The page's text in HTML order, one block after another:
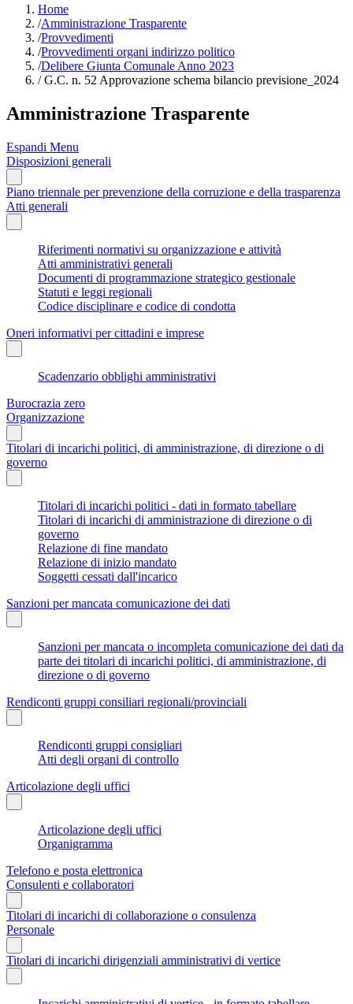
Home
/Amministrazione Trasparente
/Provvedimenti
/Provvedimenti organi indirizzo politico
/Delibere Giunta Comunale Anno 2023
/G.C. n. 52 Approvazione schema bilancio previsione_2024
Amministrazione Trasparente
Espandi Menu
Disposizioni generali
Piano triennale per prevenzione della corruzione e della trasparenza
Atti generali
Riferimenti normativi su organizzazione e attività
Atti amministrativi generali
Documenti di programmazione strategico gestionale
Statuti e leggi regionali
Codice disciplinare e codice di condotta
Oneri informativi per cittadini e imprese
Scadenzario obblighi amministrativi
Burocrazia zero
Organizzazione
Titolari di incarichi politici, di amministrazione, di direzione o di
governo
Titolari di incarichi politici - dati in formato tabellare
Titolari di incarichi di amministrazione di direzione o di
governo
Relazione di fine mandato
Relazione di inizio mandato
Soggetti cessati dall'incarico
Sanzioni per mancata comunicazione dei dati
Sanzioni per mancata o incompleta comunicazione dei dati da
parte dei titolari di incarichi politici, di amministrazione, di
direzione o di governo
Rendiconti gruppi consiliari regionali/provinciali
Rendiconti gruppi consigliari
Atti degli organi di controllo
Articolazione degli uffici
Articolazione degli uffici
Organigramma
Telefono e posta elettronica
Consulenti e collaboratori
Titolari di incarichi di collaborazione o consulenza
Personale
Titolari di incarichi dirigenziali amministrativi di vertice